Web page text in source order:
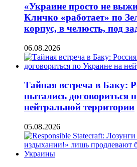
«Украине просто не
Кличко «работает» по
корпус, в челюсть, под
06.08.2026
Тайная встреча в Баку:
пытались договориться
нейтральной территории
05.08.2026